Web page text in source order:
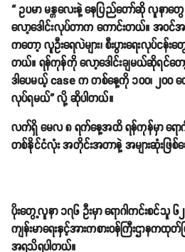
“ ဥပမာ မန္တလေးနဲ့ နေပြည်တော်ဆို လူနာတွ
လော့ဒေါင်းလုပ်တာက ကောင်းတယ်။ အ
ကတော့ လူဦးရေလဲများ၊ စီးပွားရေးလုပ်ငန်
တယ်။ ရန်ကုန်ကို လော့ဒေါင်းချမယ်ဆိုရင်တ
ဒါပေမယ့် case က တစ်နေ့ကို ၁၀၀၊ ၂၀
လုပ်ရမယ်” လို့ ဆိုပါတယ်။
လက်ရှိ မေလ ၈ ရက်နေ့အထိ ရန်ကုန်မှာ ရောဂါဖ
တစ်နိုင်ငံလုံး အတိုင်းအတာနဲ့ အများဆုံးဖ
ပိုးတွေ့လူနာ ၁၇၆ ဦးမှာ ရောဂါကင်းစင်သူ
ကျန်းမာရေးနှင့်အားကစားဝန်ကြီးဌာန
အရသိရပါတယ်။